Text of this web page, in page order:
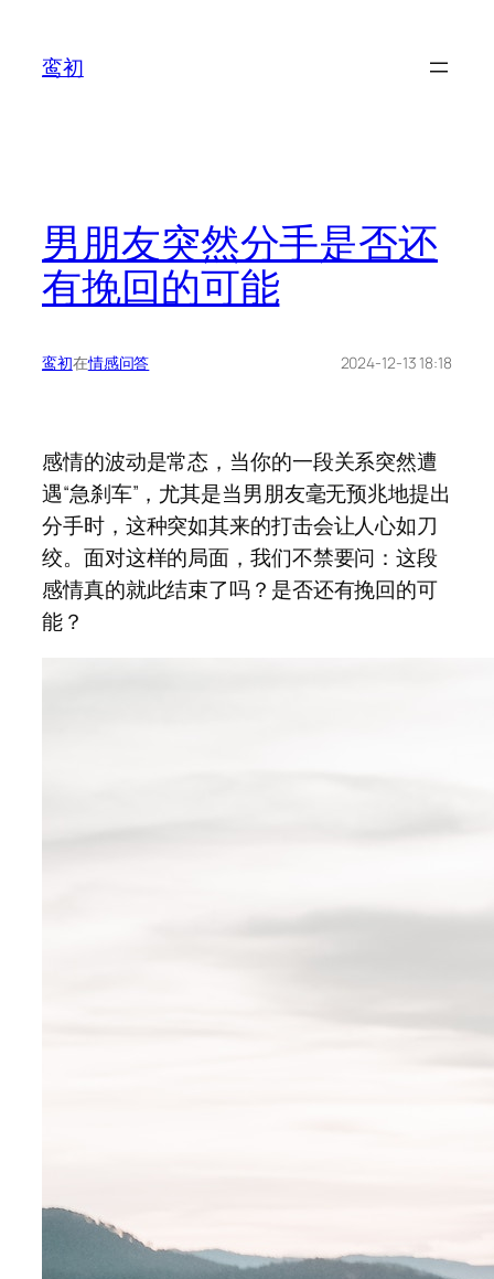
鸾初
男朋友突然分手是否还
有挽回的可能
鸾初在情感问答 2024-12-13 18:18
感情的波动是常态，当你的一段关系突然遭
遇“急刹车”，尤其是当男朋友毫无预兆地提出
分手时，这种突如其来的打击会让人心如刀
绞。面对这样的局面，我们不禁要问：这段
感情真的就此结束了吗？是否还有挽回的可
能？